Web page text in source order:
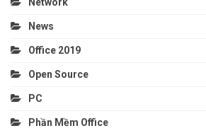
News
Office 2019
Open Source
PC
Phần Mềm Office